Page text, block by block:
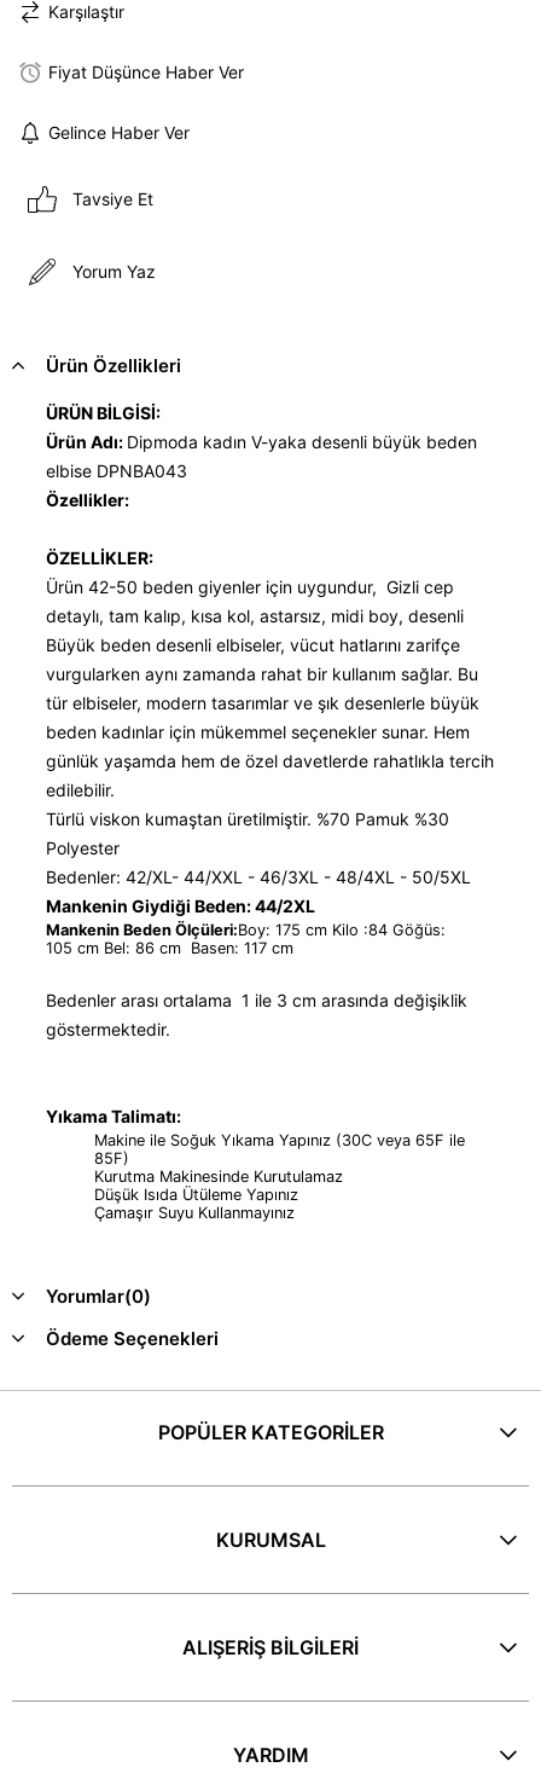
Karşılaştır
Fiyat Düşünce Haber Ver
Gelince Haber Ver
Tavsiye Et
Yorum Yaz
Ürün Özellikleri
ÜRÜN BİLGİSİ:
Ürün Adı: Dipmoda kadın V-yaka desenli büyük beden
elbise DPNBA043
Özellikler:
ÖZELLİKLER:
Ürün 42-50 beden giyenler için uygundur, Gizli cep
detaylı, tam kalıp, kısa kol, astarsız, midi boy, desenli
Büyük beden desenli elbiseler, vücut hatlarını zarifçe
vurgularken aynı zamanda rahat bir kullanım sağlar. Bu
tür elbiseler, modern tasarımlar ve şık desenlerle büyük
beden kadınlar için mükemmel seçenekler sunar. Hem
günlük yaşamda hem de özel davetlerde rahatlıkla tercih
edilebilir.
Türlü viskon kumaştan üretilmiştir. %70 Pamuk %30
Polyester
Bedenler: 42/XL- 44/XXL - 46/3XL - 48/4XL - 50/5XL
Mankenin Giydiği Beden: 44/2XL
Mankenin Beden Ölçüleri:Boy: 175 cm Kilo :84 Göğüs:
105 cm Bel: 86 cm Basen: 117 cm
Bedenler arası ortalama 1 ile 3 cm arasında değişiklik
göstermektedir.
Yıkama Talimatı:
Makine ile Soğuk Yıkama Yapınız (30C veya 65F ile
85F)
Kurutma Makinesinde Kurutulamaz
Düşük Isıda Ütüleme Yapınız
Çamaşır Suyu Kullanmayınız
Yorumlar(0)
Ödeme Seçenekleri
POPÜLER KATEGORİLER
KURUMSAL
ALIŞERİŞ BİLGİLERİ
YARDIM